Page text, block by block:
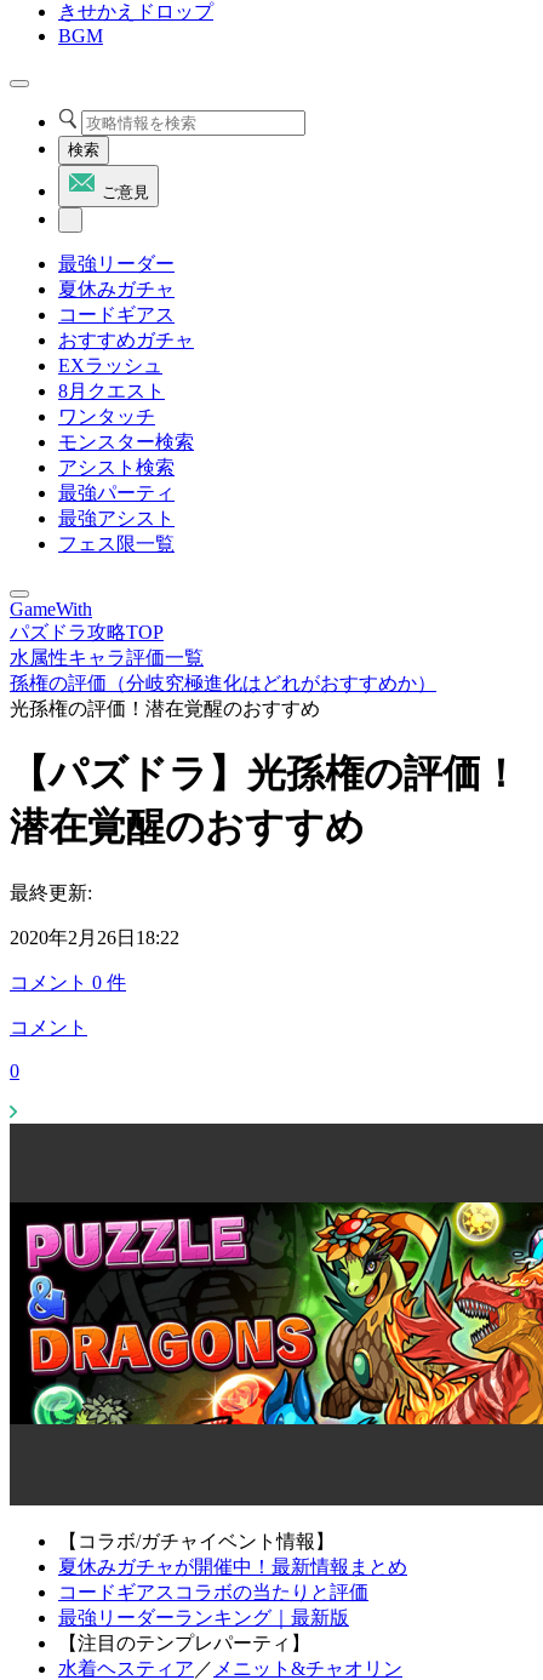
きせかえドロップ
BGM
検索
ご意見
最強リーダー
夏休みガチャ
コードギアス
おすすめガチャ
EXラッシュ
8月クエスト
ワンタッチ
モンスター検索
アシスト検索
最強パーティ
最強アシスト
フェス限一覧
GameWith
パズドラ攻略TOP
水属性キャラ評価一覧
孫権の評価（分岐究極進化はどれがおすすめか）
光孫権の評価！潜在覚醒のおすすめ
【パズドラ】光孫権の評価！
潜在覚醒のおすすめ
最終更新:
2020年2月26日18:22
コメント 0 件
コメント
0
【コラボ/ガチャイベント情報】
夏休みガチャが開催中！最新情報まとめ
コードギアスコラボの当たりと評価
最強リーダーランキング｜最新版
【注目のテンプレパーティ】
水着ヘスティア ／ メニット&チャオリン